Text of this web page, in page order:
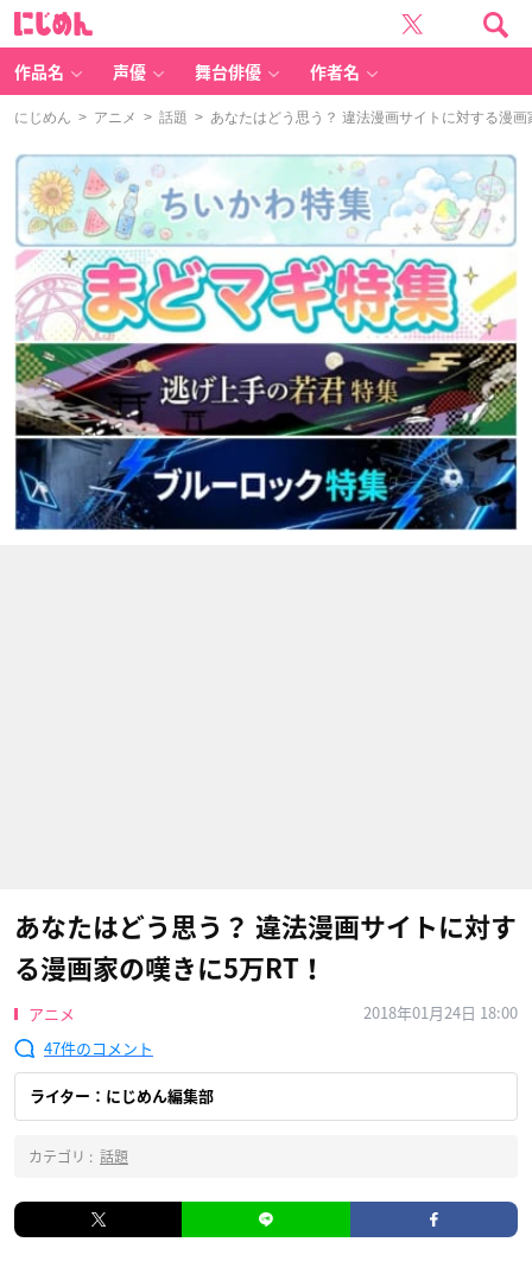
作品名 声優 舞台俳優 作者名
にじめん > アニメ > 話題 > あなたはどう思う？ 違法漫画サイトに対する漫
あなたはどう思う？ 違法漫画サイトに対す
る漫画家の嘆きに5万RT！
アニメ
2018年01月24日 18:00
47
ライター：にじめん編集部
カテゴリ : 話題